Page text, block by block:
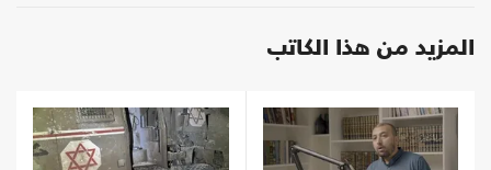
المزيد من هذا الكاتب